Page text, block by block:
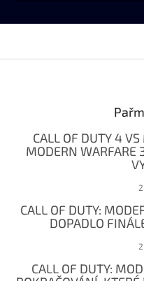
CALL OF DUTY 4
MODERN WARFARE
CALL OF DUTY:
DOPADLO
CALL OF DUTY: